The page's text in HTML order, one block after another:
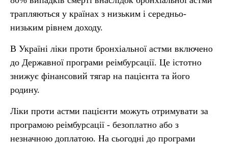
трапляються у країнах з низьким і середньо-
низьким рівнем доходу.
В Україні ліки проти бронхіальної астми включено
до Державної програми реімбурсації. Це істотно
знижує фінансовий тягар на пацієнта та його
родину.
Ліки проти астми пацієнти можуть отримувати за
програмою реімбурсації - безоплатно або з
незначною доплатою. На сьогодні до програми